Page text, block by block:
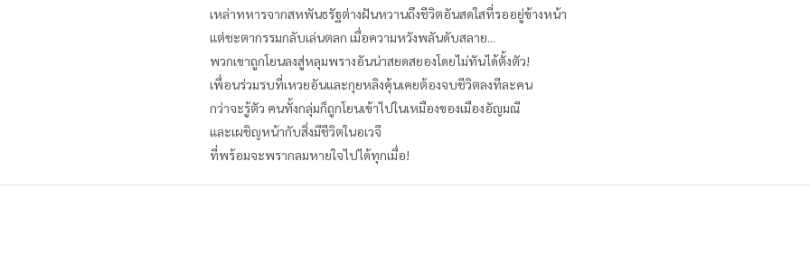
เหล่าทหารจากสหพันธรัฐต่างฝันหวานถึงชีวิตอันสดใสที่รออยู่ข้างหน้า
แต่ชะตากรรมกลับเล่นตลก เมื่อความหวังพลันดับสลาย...
พวกเขาถูกโยนลงสู่หลุมพรางอันน่าสยดสยองโดยไม่ทันได้ตั้งตัว!
เพื่อนร่วมรบที่เหวยอันและกุยหลิงคุ้นเคยต้องจบชีวิตลงทีละคน
กว่าจะรู้ตัว คนทั้งกลุ่มก็ถูกโยนเข้าไปในเหมืองของเมืองอัญมณี
และเผชิญหน้ากับสิ่งมีชีวิตในอเวจี
ที่พร้อมจะพรากลมหายใจไปได้ทุกเมื่อ!